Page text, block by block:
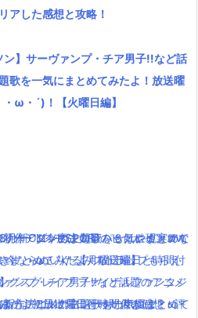
アした感想と攻略！
ン】サーヴァンプ・チア男子!!など話
歌を一気にまとめてみたよ！放送曜
ω・´)！【火曜日編】
月新CM今度は大量のヒナポインコ！
今ならぬいぐるみストラップもらえ
。」初日に見に行った人の感想・評
ツーリスモSPORT』もはや現実ww
グスグレイブ ファイナルファンタジ
方法とルナフレーナの声優は？
新作アニメの主題歌を一気にまとめて
(｀・ω・´)！【月曜日編】
ンプ・チア男子!!など話題のアニメ
たよ！放送曜日と時間付き(｀・ω・
リー・ダンガンロンパ３・レガリアな
まとめてみたよ！放送曜日と時間付
作アニメの主題歌を一気にまとめて